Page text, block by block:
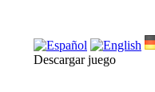
Descargar juego